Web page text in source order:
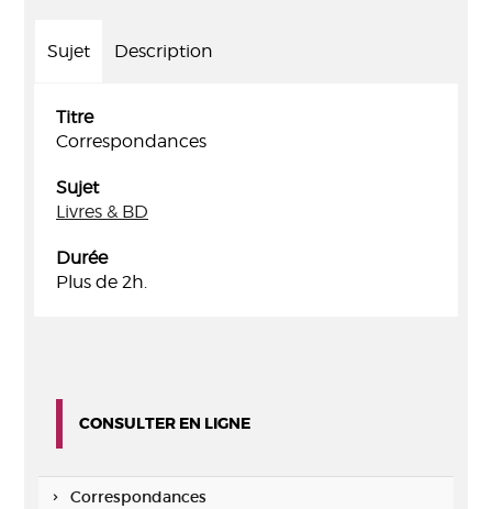
Sujet Description
Titre
Correspondances
Sujet
Livres & BD
Durée
Plus de 2h.
CONSULTER EN LIGNE
Correspondances